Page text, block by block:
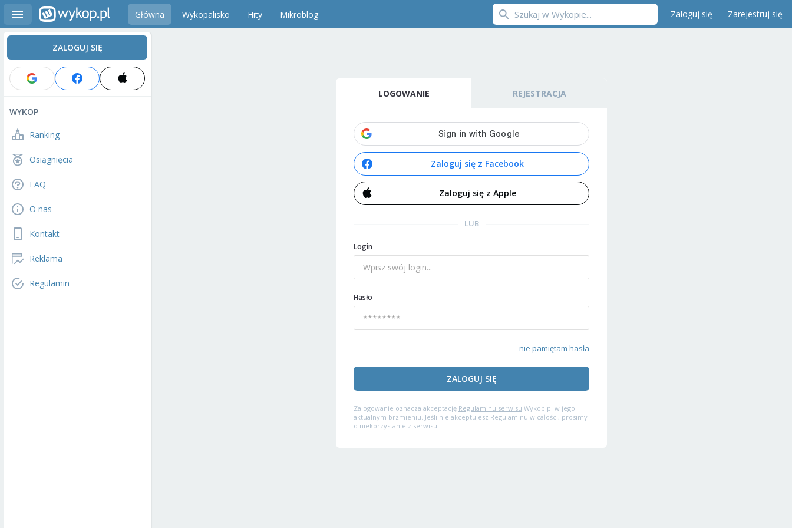
Główna Wykopalisko Hity Mikroblog Zaloguj się Zarejestruj się
ZALOGUJ SIĘ
WYKOP
Ranking
Osiągnięcia
FAQ
O nas
Kontakt
Reklama
Regulamin
LOGOWANIE REJESTRACJA
Zaloguj się z Facebook
Zaloguj się z Apple
LUB
Login
Hasło
nie pamiętam hasła
ZALOGUJ SIĘ
Zalogowanie oznacza akceptację Regulaminu serwisu Wykop.pl w jego
aktualnym brzmieniu. Jeśli nie akceptujesz Regulaminu w całości, prosimy
o niekorzystanie z serwisu.